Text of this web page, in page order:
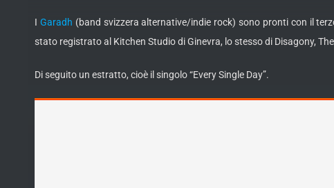
I Garadh (band svizzera alternative/indie rock) sono pronti con il
stato registrato al Kitchen Studio di Ginevra, lo stesso di Disagony,
Di seguito un estratto, cioè il singolo “Every Single Day”.